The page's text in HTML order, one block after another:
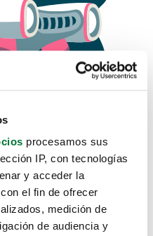
procesamos sus
IP, con tecnologías
y acceder la
el fin de ofrecer
medición de
de audiencia y
como
aquí.